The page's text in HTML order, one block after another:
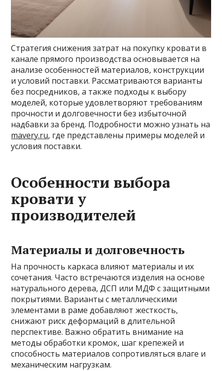
Стратегия снижения затрат на покупку кровати в
канале прямого производства основывается на
анализе особенностей материалов, конструкции
и условий поставки. Рассматриваются варианты
без посредников, а также подходы к выбору
моделей, которые удовлетворяют требованиям
прочности и долговечности без избыточной
надбавки за бренд. Подробности можно узнать на
mavery.ru, где представлены примеры моделей и
условия поставки.
Особенности выбора
кровати у
производителей
Материалы и долговечность
На прочность каркаса влияют материалы и их
сочетания. Часто встречаются изделия на основе
натурального дерева, ДСП или МДФ с защитными
покрытиями. Варианты с металлическими
элементами в раме добавляют жесткость,
снижают риск деформаций в длительной
перспективе. Важно обратить внимание на
методы обработки кромок, шаг крепежей и
способность материалов сопротивляться влаге и
механическим нагрузкам.